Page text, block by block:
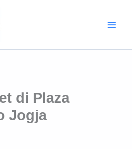
di Plaza
Jogja